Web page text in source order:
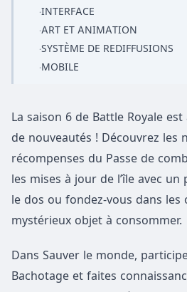
·INTERFACE
·ART ET ANIMATION
·SYSTÈME DE REDIFFUSIONS
·MOBILE
La saison 6 de Battle Royale
de nouveautés ! Découvrez les
récompenses du Passe de
les mises à jour de l’île avec
le dos ou fondez-vous dans les
mystérieux objet à consommer.
Dans Sauver le monde,
Bachotage et faites